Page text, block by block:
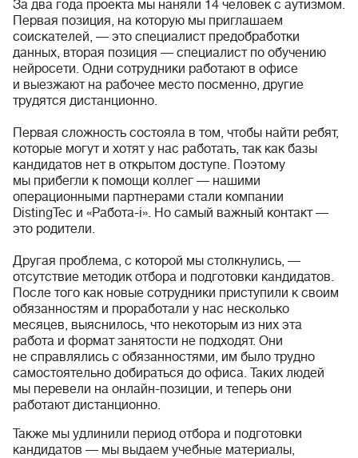
За два года проекта мы наняли 14 человек с аутизмом.
Первая позиция, на которую мы приглашаем
соискателей, — это специалист предобработки
данных, вторая позиция — специалист по обучению
нейросети. Одни сотрудники работают в офисе
и выезжают на рабочее место посменно, другие
трудятся дистанционно.
Первая сложность состояла в том, чтобы найти ребят,
которые могут и хотят у нас работать, так как базы
кандидатов нет в открытом доступе. Поэтому
мы прибегли к помощи коллег — нашими
операционными партнерами стали компании
DistingTec и «Работа-i». Но самый важный контакт —
это родители.
Другая проблема, с которой мы столкнулись, —
отсутствие методик отбора и подготовки кандидатов.
После того как новые сотрудники приступили к своим
обязанностям и проработали у нас несколько
месяцев, выяснилось, что некоторым из них эта
работа и формат занятости не подходят. Они
не справлялись с обязанностями, им было трудно
самостоятельно добираться до офиса. Таких людей
мы перевели на онлайн-позиции, и теперь они
работают дистанционно.
Также мы удлинили период отбора и подготовки
кандидатов — мы выдаем учебные материалы,